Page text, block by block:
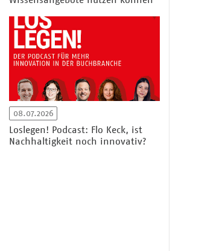
08.07.2026
Loslegen! Podcast: Flo Keck, ist
Nachhaltigkeit noch innovativ?